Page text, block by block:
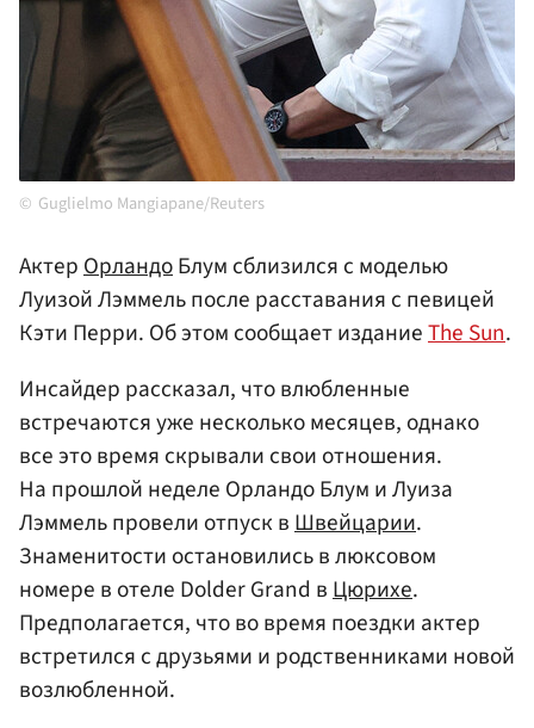
Guglielmo Mangiapane/Reuters
АктерОрландоБлум сблизился с моделью
Луизой Лэммель после расставания с певицей
Кэти Перри. Об этом сообщает изданиеThe Sun.
Инсайдер рассказал, что влюбленные
встречаются уже несколько месяцев, однако
все это время скрывали свои отношения.
На прошлой неделе Орландо Блум и Луиза
Лэммель провели отпуск вШвейцарии.
Знаменитости остановились в люксовом
номере в отеле Dolder Grand вЦюрихе.
Предполагается, что во время поездки актер
встретился с друзьями и родственниками новой
возлюбленной.